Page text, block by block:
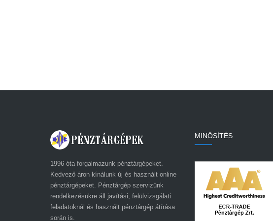
1996-óta forgalmazunk pénztárgépeket.
Kedvező áron kínálunk új és használt online
pénztárgépeket. Pénztárgép szervizünk
rendelkezésükre áll javítási, felülvizsgálati
feladatoknál és használt pénztárgép átírása
során is.
MINŐSÍTÉS